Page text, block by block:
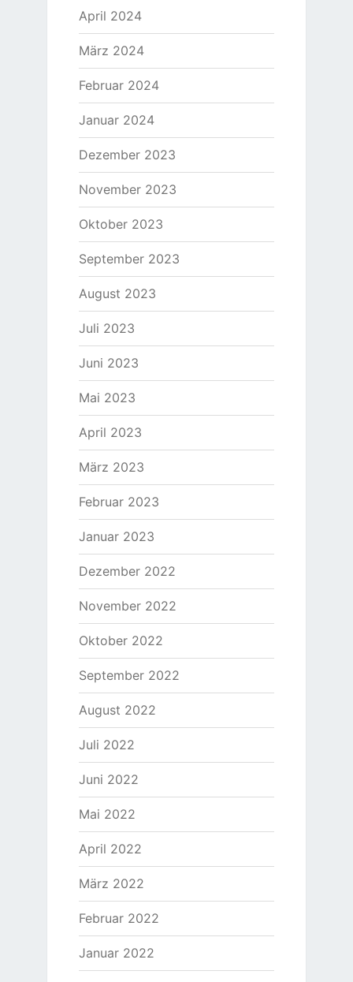
April 2024
März 2024
Februar 2024
Januar 2024
Dezember 2023
November 2023
Oktober 2023
September 2023
August 2023
Juli 2023
Juni 2023
Mai 2023
April 2023
März 2023
Februar 2023
Januar 2023
Dezember 2022
November 2022
Oktober 2022
September 2022
August 2022
Juli 2022
Juni 2022
Mai 2022
April 2022
März 2022
Februar 2022
Januar 2022